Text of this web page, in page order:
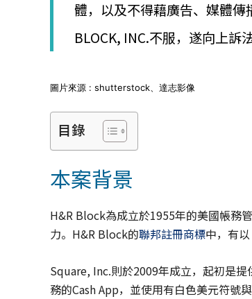
佈
局
│
美
利
體，以及不得藉廣告、媒體傳
BLOCK, INC.不服，遂向上
圖片來源 : shutterstock、達志影像
目錄
本案背景
H&R Block為成立於1955年的美國帳務
力。H&R Block的聯邦註冊商標中，有
Square, Inc.則於2009年成立，起初是
務的Cash App，並使用有白色美元符號